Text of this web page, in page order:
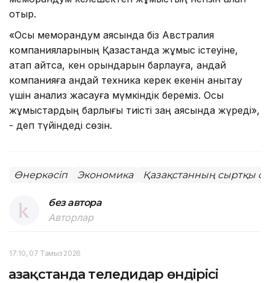
отыр.
«Осы меморандум аясында біз Австралия
компанияларының Қазақстанда жұмыс істеуіне,
атап айтсақ, кен орындарын барлауға, қандай
компанияға қандай техника керек екенін анықтау
үшін анализ жасауға мүмкіндік береміз. Осы
жұмыстардың барлығы тиісті заң аясында жүреді»,
- деп түйіндеді сөзін.
Өнеркәсіп Экономика Қазақстанның сыртқы
без автора
Авторлар
17:10, 07 Тамыз 2026
Қазақстанда теледидар өндірісі